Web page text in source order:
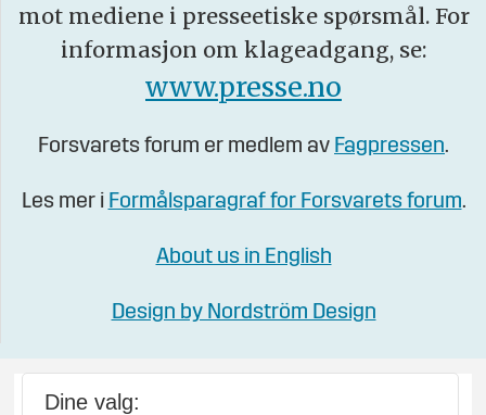
mot mediene i presseetiske spørsmål. For
informasjon om klageadgang, se:
www.presse.no
Forsvarets forum er medlem av Fagpressen.
Les mer i Formålsparagraf for Forsvarets forum.
About us in English
Design by Nordström Design
Dine valg: